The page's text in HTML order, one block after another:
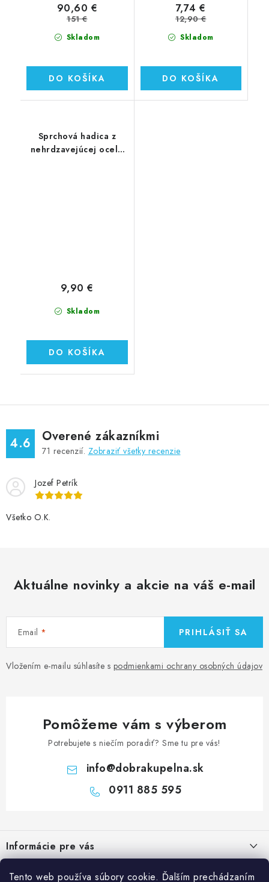
Tento web používa súbory cookie. Ďalším prechádzaním
Skladom
90,60 €
151 €
DO KOŠÍKA
Skladom
7,74 €
12,90 €
DO KOŠÍKA
Sprchová hadica z
nehrdzavejúcej ocele
Skladom
9,90 €
DO KOŠÍKA
4.6 Overené zákazníkmi
71 recenzií. Zobraziť všetky recenzie
Jozef Petrík
Všetko O.K.
Aktuálne novinky a akcie na váš e-mail
Email
Vložením e-mailu súhlasíte s podmienkami ochrany osobných údajov
PRIHLÁSIŤ SA
Pomôžeme vám s výberom
Potrebujete s niečím poradiť? Sme tu pre vás!
info@dobrakupelna.sk
0911 885 595
p
ä
Informácie pre vás
Kategórie